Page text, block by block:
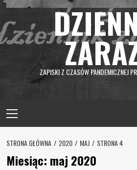
ZAPISKI Z CZASÓW PANDEMICZNEJ
Menu
STRONA GŁÓWNA 2020 MAJ STRONA 4
Miesiąc: maj 2020